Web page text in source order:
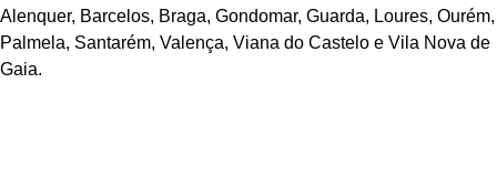
Alenquer, Barcelos, Braga, Gondomar, Guarda, Loures, Ourém,
Palmela, Santarém, Valença, Viana do Castelo e Vila Nova de
Gaia.